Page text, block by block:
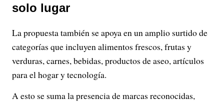
solo lugar
La propuesta también se apoya en un amplio surtido de
categorías que incluyen alimentos frescos, frutas y
verduras, carnes, bebidas, productos de aseo, artículos
para el hogar y tecnología.
A esto se suma la presencia de marcas reconocidas,